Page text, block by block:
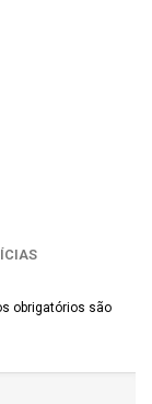
obrigatórios são